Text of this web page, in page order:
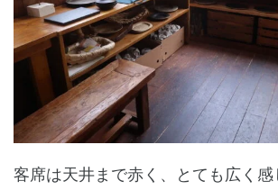
客席は天井まで赤く、とても広く